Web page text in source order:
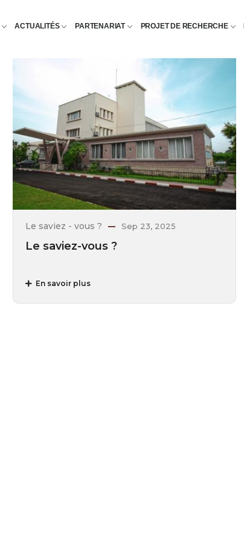
ACTUALITÉS PARTENARIAT PROJET DE RECHERCHE
Le saviez - vous ? Sep 23, 2025
Le saviez-vous ?
En savoir plus